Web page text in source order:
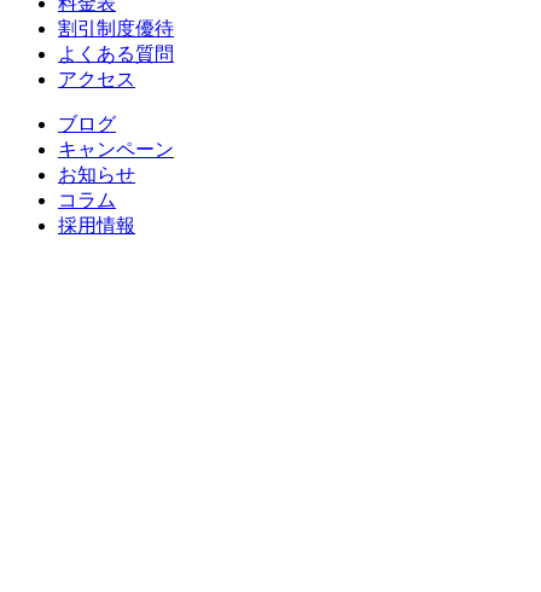
割引制度優待
よくある質問
アクセス
ブログ
キャンペーン
お知らせ
コラム
採用情報